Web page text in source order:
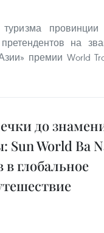
провинции
на
премии World
до
World Ba
глобальное